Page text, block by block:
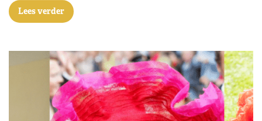
Lees verder